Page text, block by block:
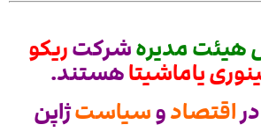
هیئت مدیرهشرکتریکو
یاماشیتاهستند.
اقتصادوسیاستژاپن